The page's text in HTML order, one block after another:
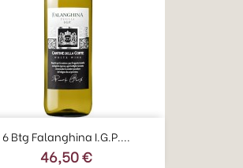
6 Btg Falanghina I.G.P....
Prezzo
46,50 €